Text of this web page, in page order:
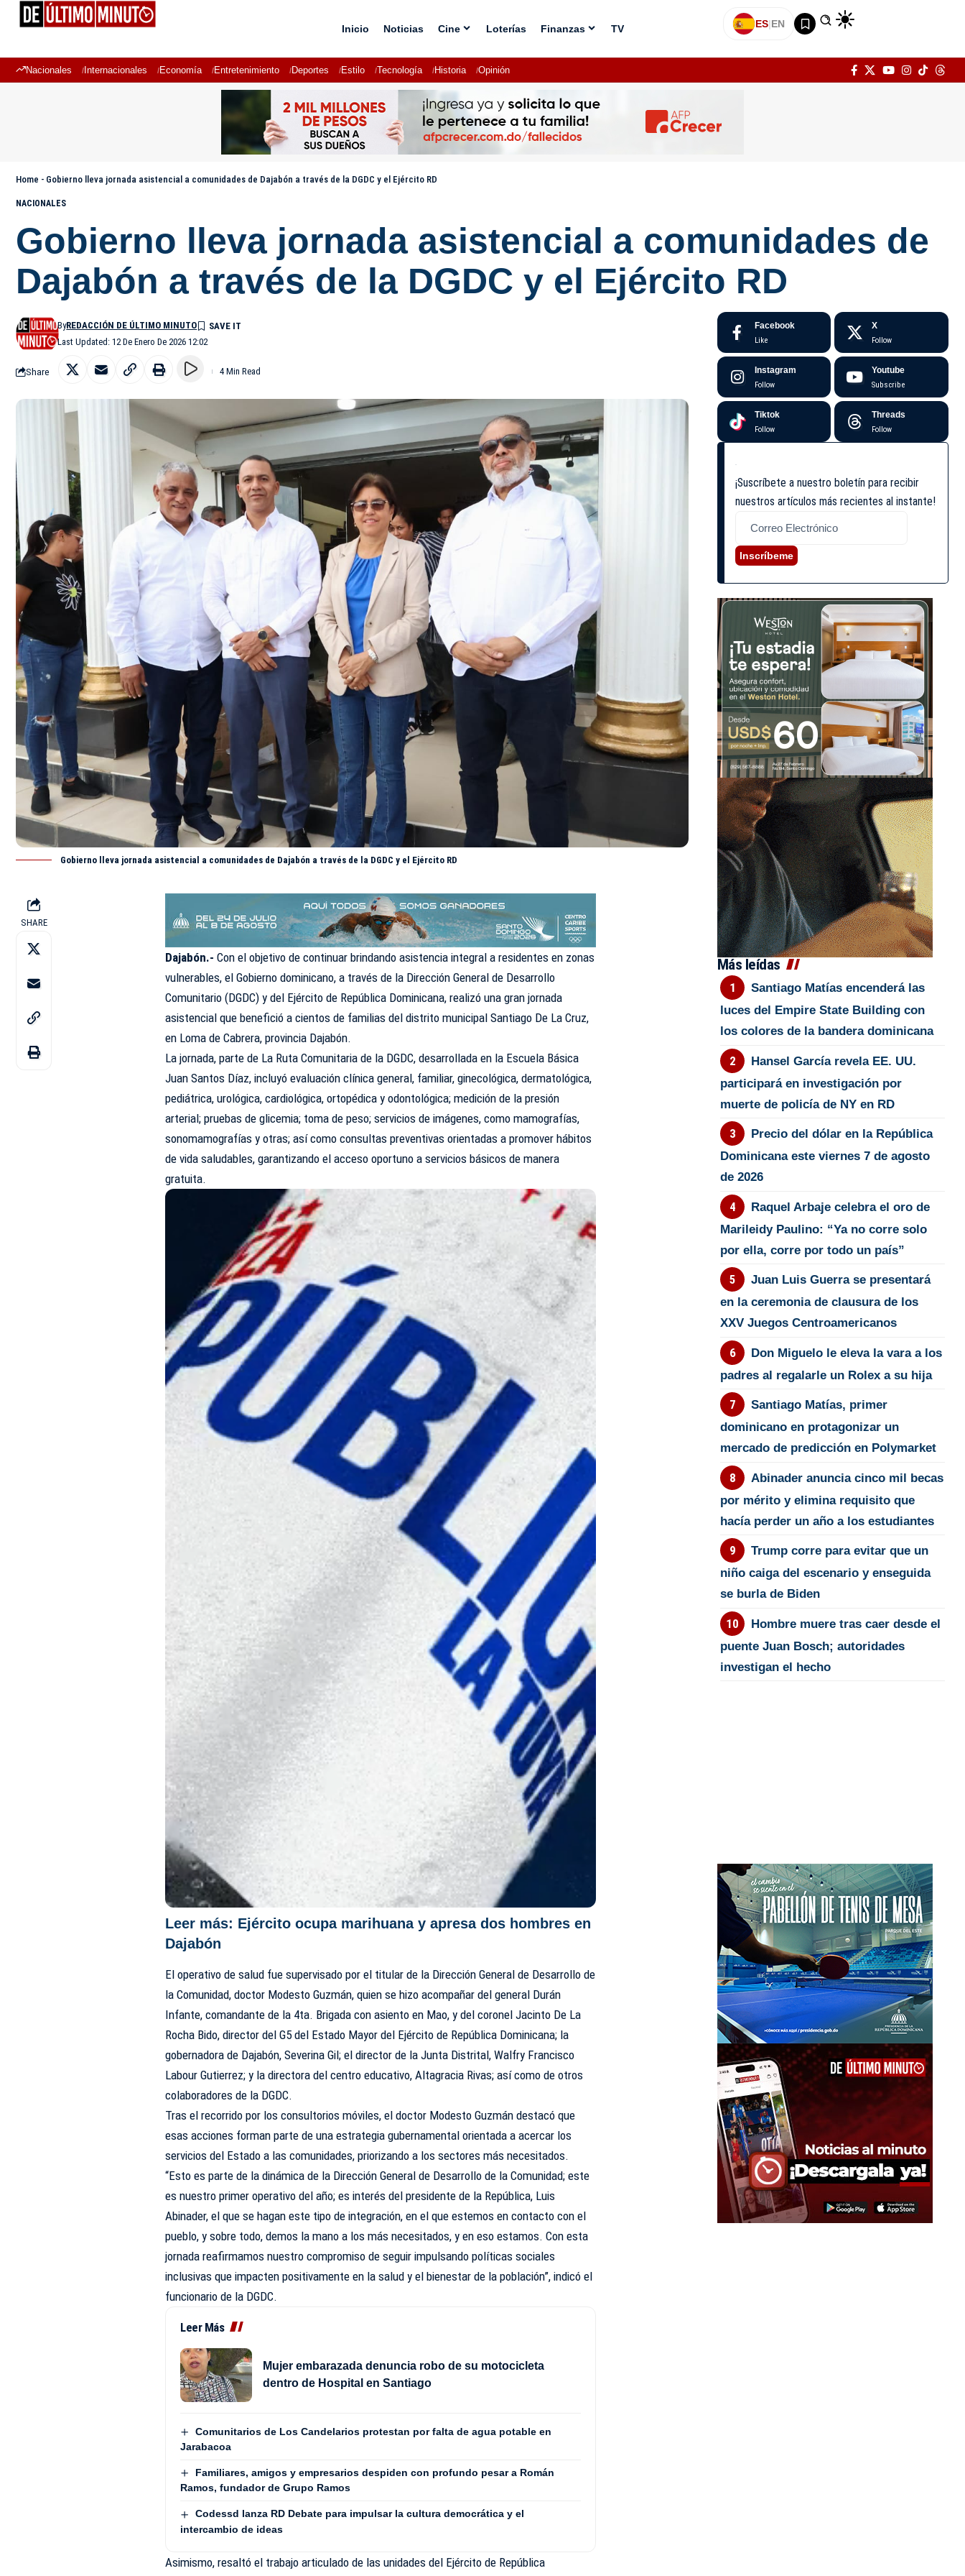
Inicio Noticias Cine Loterías Finanzas TV ES|EN
Nacionales Internacionales Economía Entretenimiento Deportes Estilo Tecnología Historia Opinión
Home - Gobierno lleva jornada asistencial a comunidades de Dajabón a través de la DGDC y el Ejército RD
NACIONALES
Gobierno lleva jornada asistencial a comunidades de
Dajabón a través de la DGDC y el Ejército RD
Last Updated: 12 De Enero De 2026 12:02
ByREDACCIÓN DE ÚLTIMO MINUTO
Share 4 Min Read
Gobierno lleva jornada asistencial a comunidades de Dajabón a través de la DGDC y el Ejército RD
SHARE
Dajabón.-Con el objetivo de continuar brindando asistencia integral a residentes en zonas
vulnerables, el Gobierno dominicano, a través de la Dirección General de Desarrollo
Comunitario (DGDC) y del Ejército de República Dominicana, realizó una gran jornada
asistencial que benefició a cientos de familias del distrito municipal Santiago De La Cruz,
en Loma de Cabrera, provincia Dajabón.
La jornada, parte de La Ruta Comunitaria de la DGDC, desarrollada en la Escuela Básica
Juan Santos Díaz, incluyó evaluación clínica general, familiar, ginecológica, dermatológica,
pediátrica, urológica, cardiológica, ortopédica y odontológica; medición de la presión
arterial; pruebas de glicemia; toma de peso; servicios de imágenes, como mamografías,
sonomamografías y otras; así como consultas preventivas orientadas a promover hábitos
de vida saludables, garantizando el acceso oportuno a servicios básicos de manera
gratuita.
Leer más: Ejército ocupa marihuana y apresa dos hombres en
Dajabón
El operativo de salud fue supervisado por el titular de la Dirección General de Desarrollo de
la Comunidad, doctor Modesto Guzmán, quien se hizo acompañar del general Durán
Infante, comandante de la 4ta. Brigada con asiento en Mao, y del coronel Jacinto De La
Rocha Bido, director del G5 del Estado Mayor del Ejército de República Dominicana; la
gobernadora de Dajabón, Severina Gil; el director de la Junta Distrital, Walfry Francisco
Labour Gutierrez; y la directora del centro educativo, Altagracia Rivas; así como de otros
colaboradores de la DGDC.
Tras el recorrido por los consultorios móviles, el doctor Modesto Guzmán destacó que
esas acciones forman parte de una estrategia gubernamental orientada a acercar los
servicios del Estado a las comunidades, priorizando a los sectores más necesitados.
“Esto es parte de la dinámica de la Dirección General de Desarrollo de la Comunidad; este
es nuestro primer operativo del año; es interés del presidente de la República, Luis
Abinader, el que se hagan este tipo de integración, en el que estemos en contacto con el
pueblo, y sobre todo, demos la mano a los más necesitados, y en eso estamos. Con esta
jornada reafirmamos nuestro compromiso de seguir impulsando políticas sociales
inclusivas que impacten positivamente en la salud y el bienestar de la población”, indicó el
funcionario de la DGDC.
Leer Más
Mujer embarazada denuncia robo de su motocicleta
dentro de Hospital en Santiago
Comunitarios de Los Candelarios protestan por falta de agua potable en
Jarabacoa
Familiares, amigos y empresarios despiden con profundo pesar a Román
Ramos, fundador de Grupo Ramos
Codessd lanza RD Debate para impulsar la cultura democrática y el
intercambio de ideas
Asimismo, resaltó el trabajo articulado de las unidades del Ejército de República
Facebook
Like
X
Follow
Instagram
Follow
Youtube
Subscribe
Tiktok
Follow
Threads
Follow
¡Suscríbete a nuestro boletín para recibir
nuestros artículos más recientes al instante!
Inscríbeme
Más leídas
Santiago Matías encenderá las
luces del Empire State Building con
los colores de la bandera dominicana
Hansel García revela EE. UU.
participará en investigación por
muerte de policía de NY en RD
Precio del dólar en la República
Dominicana este viernes 7 de agosto
de 2026
Raquel Arbaje celebra el oro de
Marileidy Paulino: “Ya no corre solo
por ella, corre por todo un país”
Juan Luis Guerra se presentará
en la ceremonia de clausura de los
XXV Juegos Centroamericanos
Don Miguelo le eleva la vara a los
padres al regalarle un Rolex a su hija
Santiago Matías, primer
dominicano en protagonizar un
mercado de predicción en Polymarket
Abinader anuncia cinco mil becas
por mérito y elimina requisito que
hacía perder un año a los estudiantes
Trump corre para evitar que un
niño caiga del escenario y enseguida
se burla de Biden
Hombre muere tras caer desde el
puente Juan Bosch; autoridades
investigan el hecho